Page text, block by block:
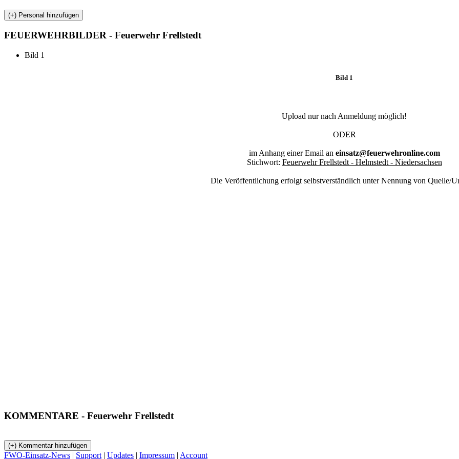
FEUERWEHRBILDER - Feuerwehr Frellstedt
Bild 1
Bild 1
Upload nur nach Anmeldung möglich!
ODER
im Anhang einer Email an einsatz@feuerwehronline.com
Stichwort: Feuerwehr Frellstedt - Helmstedt - Niedersachsen
Die Veröffentlichung erfolgt selbstverständlich unter Nennung von Quelle/
KOMMENTARE - Feuerwehr Frellstedt
FWO-Einsatz-News | Support | Updates | Impressum | Account